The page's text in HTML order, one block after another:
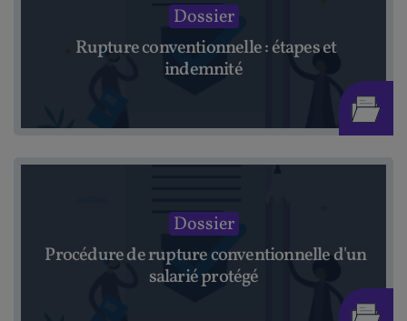
Dossier
Rupture conventionnelle : étapes et
indemnité
Dossier
Procédure de rupture conventionnelle d'un
salarié protégé